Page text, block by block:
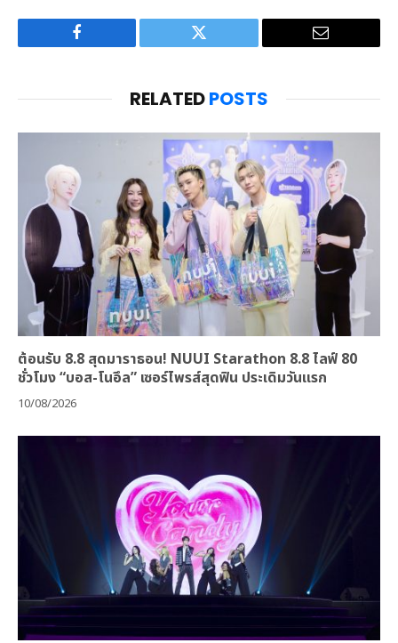
Facebook Twitter Email
RELATEDPOSTS
ต้อนรับ 8.8 สุดมาราธอน! NUUI Starathon 8.8 ไลฟ์ 80
ชั่วโมง “บอส-โนอึล” เซอร์ไพรส์สุดฟิน ประเดิมวันแรก
10/08/2026